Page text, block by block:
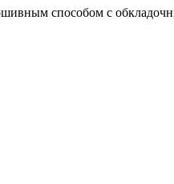
способом с